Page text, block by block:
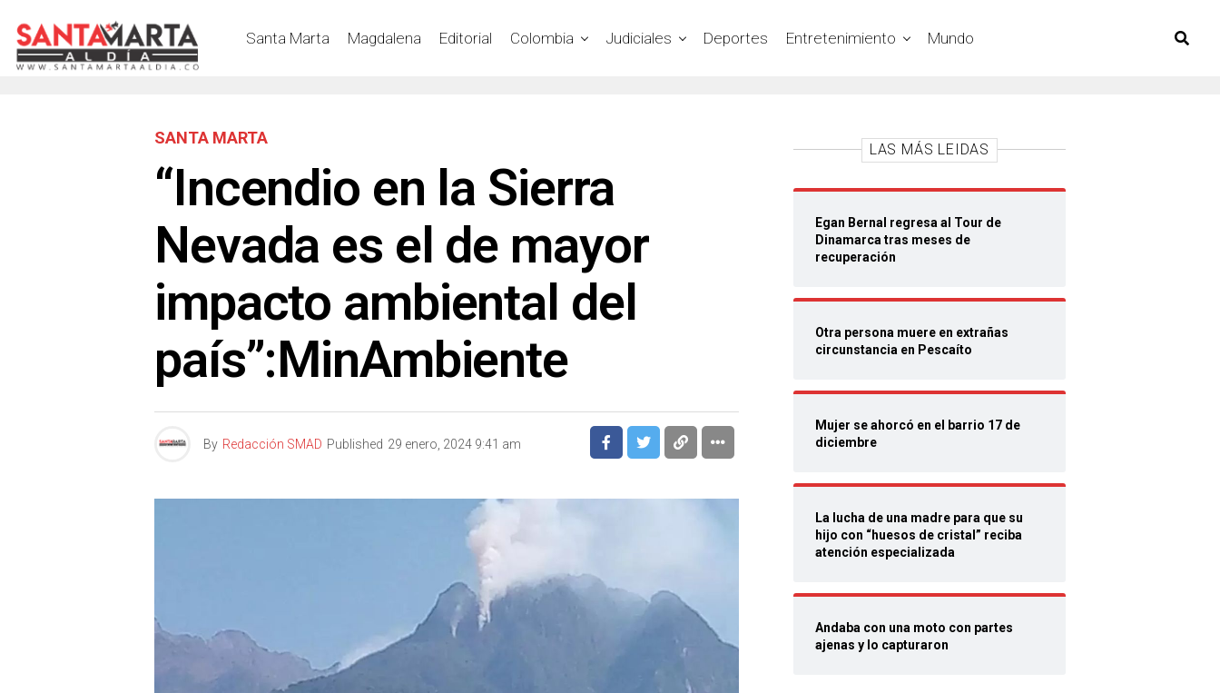
Santa Marta Magdalena Editorial Colombia Judiciales Deportes Entretenimiento Mundo
SANTA MARTA
“Incendio en la Sierra
Nevada es el de mayor
impacto ambiental del
país”:MinAmbiente
By Redacción SMAD Published 29 enero, 2024 9:41 am
LAS MÁS LEIDAS
Egan Bernal regresa al Tour de
Dinamarca tras meses de
recuperación
Otra persona muere en extrañas
circunstancia en Pescaíto
Mujer se ahorcó en el barrio 17 de
diciembre
La lucha de una madre para que su
hijo con “huesos de cristal” reciba
atención especializada
Andaba con una moto con partes
ajenas y lo capturaron